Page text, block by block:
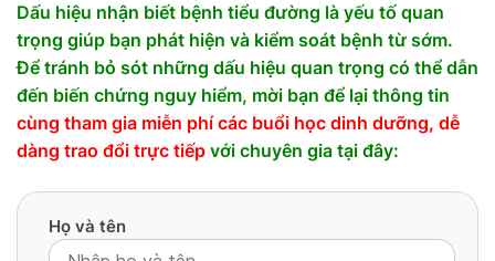
Dấu hiệu nhận biết bệnh tiểu đường là yếu tố quan
trọng giúp bạn phát hiện và kiểm soát bệnh từ sớm.
Để tránh bỏ sót những dấu hiệu quan trọng có thể dẫn
đến biến chứng nguy hiểm, mời bạn để lại thông tin
cùng tham gia miễn phí các buổi học dinh dưỡng, dễ
dàng trao đổi trực tiếp với chuyên gia tại đây:
Họ và tên